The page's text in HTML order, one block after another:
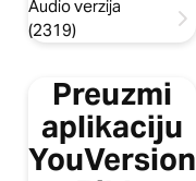
Audio verzija
(2319)
Preuzmi
aplikaciju
YouVersion